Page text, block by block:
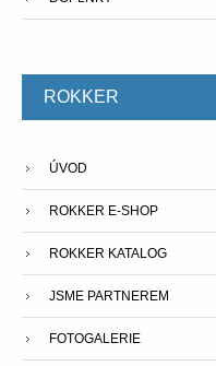
ROKKER
ÚVOD
ROKKER E-SHOP
ROKKER KATALOG
JSME PARTNEREM
FOTOGALERIE